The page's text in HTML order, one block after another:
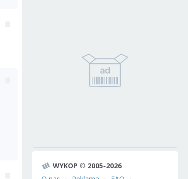
WYKOP © 2005-2026